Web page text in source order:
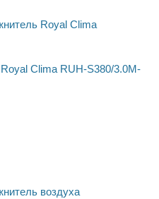
Clima RUH-S380/3.0M-